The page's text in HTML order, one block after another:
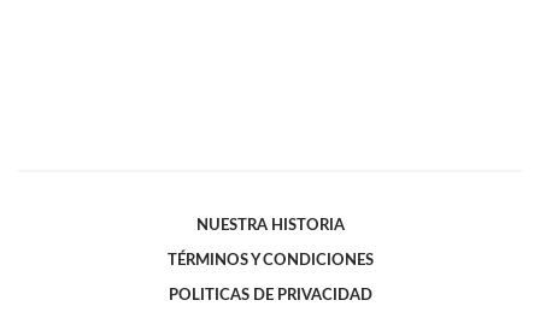
NUESTRA HISTORIA
TÉRMINOS Y CONDICIONES
POLITICAS DE PRIVACIDAD